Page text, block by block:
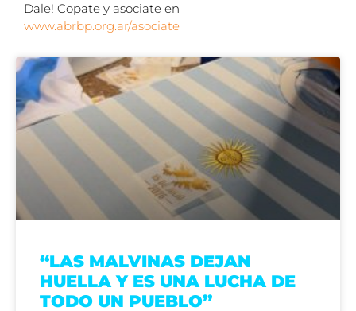
Dale! Copate y asociate en
www.abrbp.org.ar/asociate
“LAS MALVINAS DEJAN
HUELLA Y ES UNA LUCHA DE
TODO UN PUEBLO”